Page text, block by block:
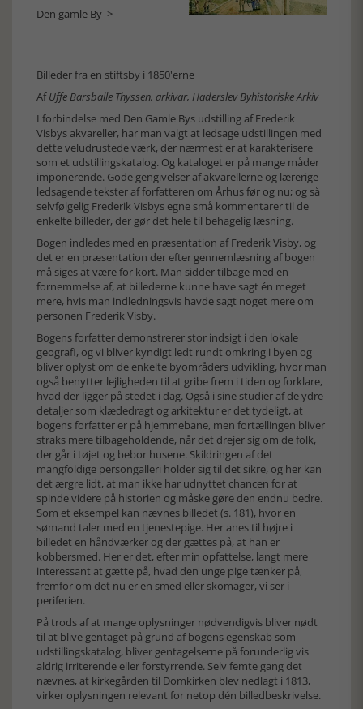
Den gamle By >
Billeder fra en stiftsby i 1850'erne
AfUffe Barsballe Thyssen, arkivar, Haderslev Byhistoriske Arkiv
I forbindelse med Den Gamle Bys udstilling af Frederik
Visbys akvareller, har man valgt at ledsage udstillingen med
dette veludrustede værk, der nærmest er at karakterisere
som et udstillingskatalog. Og kataloget er på mange måder
imponerende. Gode gengivelser af akvarellerne og lærerige
ledsagende tekster af forfatteren om Århus før og nu; og så
selvfølgelig Frederik Visbys egne små kommentarer til de
enkelte billeder, der gør det hele til behagelig læsning.
Bogen indledes med en præsentation af Frederik Visby, og
det er en præsentation der efter gennemlæsning af bogen
må siges at være for kort. Man sidder tilbage med en
fornemmelse af, at billederne kunne have sagt én meget
mere, hvis man indledningsvis havde sagt noget mere om
personen Frederik Visby.
Bogens forfatter demonstrerer stor indsigt i den lokale
geografi, og vi bliver kyndigt ledt rundt omkring i byen og
bliver oplyst om de enkelte byområders udvikling, hvor man
også benytter lejligheden til at gribe frem i tiden og forklare,
hvad der ligger på stedet i dag. Også i sine studier af de ydre
detaljer som klædedragt og arkitektur er det tydeligt, at
bogens forfatter er på hjemmebane, men fortællingen bliver
straks mere tilbageholdende, når det drejer sig om de folk,
der går i tøjet og bebor husene. Skildringen af det
mangfoldige persongalleri holder sig til det sikre, og her kan
det ærgre lidt, at man ikke har udnyttet chancen for at
spinde videre på historien og måske gøre den endnu bedre.
Som et eksempel kan nævnes billedet (s. 181), hvor en
sømand taler med en tjenestepige. Her anes til højre i
billedet en håndværker og der gættes på, at han er
kobbersmed. Her er det, efter min opfattelse, langt mere
interessant at gætte på, hvad den unge pige tænker på,
fremfor om det nu er en smed eller skomager, vi ser i
periferien.
På trods af at mange oplysninger nødvendigvis bliver nødt
til at blive gentaget på grund af bogens egenskab som
udstillingskatalog, bliver gentagelserne på forunderlig vis
aldrig irriterende eller forstyrrende. Selv femte gang det
nævnes, at kirkegården til Domkirken blev nedlagt i 1813,
virker oplysningen relevant for netop dén billedbeskrivelse.